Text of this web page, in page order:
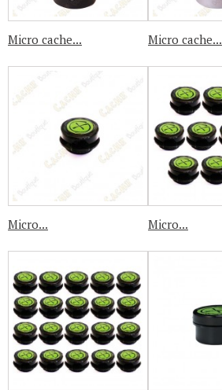
Micro cache... Micro cache...
Micro... Micro...